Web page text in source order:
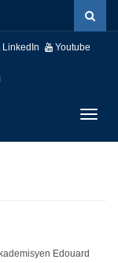
LinkedIn Youtube
Edouard